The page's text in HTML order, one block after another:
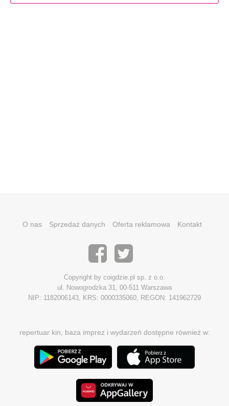
O nas Sprzedaż danych Oferta reklamowa Kontakt
Copyright by coigdzie.pl sp. z o.o.
ul. Nowogrodzka 31, 00-511 Warszawa
NIP: 1182006143, KRS: 0000335060, REGON: 141962729
repertuar kin, baza imprez i wydarzeń dostępne również w: